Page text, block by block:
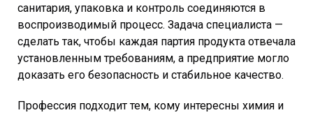
санитария, упаковка и контроль соединяются в
воспроизводимый процесс. Задача специалиста —
сделать так, чтобы каждая партия продукта отвечала
установленным требованиям, а предприятие могло
доказать его безопасность и стабильное качество.
Профессия подходит тем, кому интересны химия и